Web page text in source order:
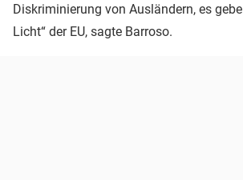
Diskriminierung von Ausländern, es
Licht“ der EU, sagte Barroso.